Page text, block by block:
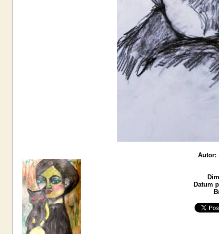
Autor:
Datum